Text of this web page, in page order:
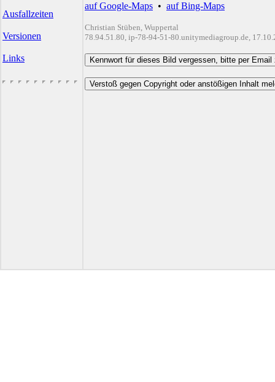
Ausfallzeiten
Versionen
Links
auf Google-Maps • auf Bing-Maps
Christian Stüben, Wuppertal
78.94.51.80, ip-78-94-51-80.unitymediagroup.de,